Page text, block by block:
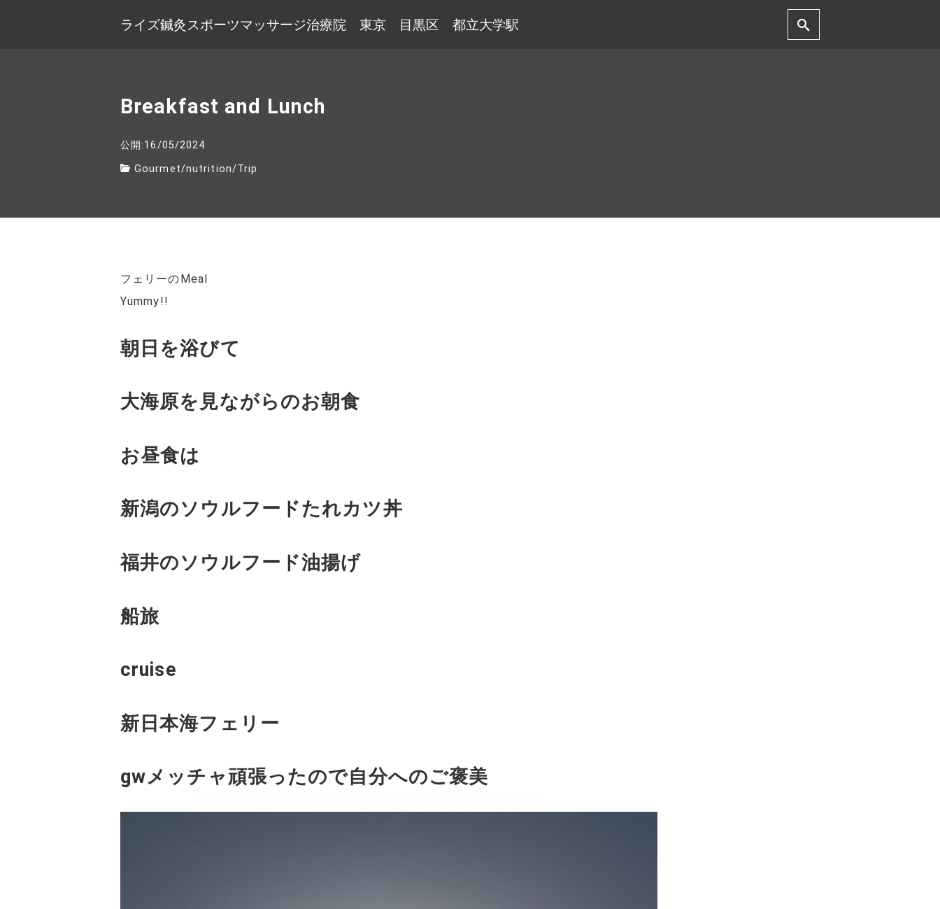
ライズ鍼灸スポーツマッサージ治療院 東京 目黒区 都立大学駅
Breakfast and Lunch
公開:16/05/2024
Gourmet/nutrition/Trip
フェリーのMeal
Yummy!!
朝日を浴びて
大海原を見ながらのお朝食
お昼食は
新潟のソウルフードたれカツ丼
福井のソウルフード油揚げ
船旅
cruise
新日本海フェリー
gwメッチャ頑張ったので自分へのご褒美